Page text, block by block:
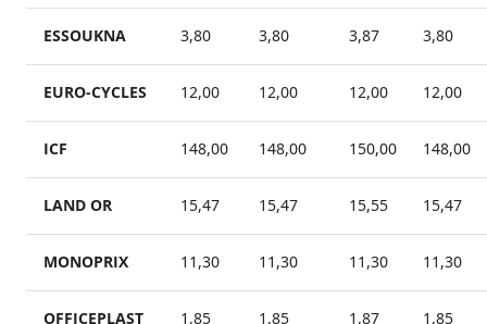
ESSOUKNA 3,80 3,80 3,87 3,80
EURO-CYCLES 12,00 12,00 12,00 12,00
ICF 148,00 148,00 150,00 148,00
LAND OR 15,47 15,47 15,55 15,47
MONOPRIX 11,30 11,30 11,30 11,30
OFFICEPLAST 1,85 1,85 1,87 1,85